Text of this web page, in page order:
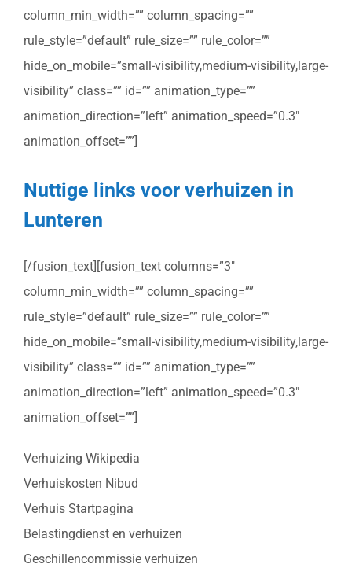
column_min_width=”” column_spacing=””
rule_style=”default” rule_size=”” rule_color=””
hide_on_mobile=”small-visibility,medium-visibility,large-
visibility” class=”” id=”” animation_type=””
animation_direction=”left” animation_speed=”0.3″
animation_offset=””]
Nuttige links voor verhuizen in
Lunteren
[/fusion_text][fusion_text columns=”3″
column_min_width=”” column_spacing=””
rule_style=”default” rule_size=”” rule_color=””
hide_on_mobile=”small-visibility,medium-visibility,large-
visibility” class=”” id=”” animation_type=””
animation_direction=”left” animation_speed=”0.3″
animation_offset=””]
Verhuizing Wikipedia
Verhuiskosten Nibud
Verhuis Startpagina
Belastingdienst en verhuizen
Geschillencommissie verhuizen